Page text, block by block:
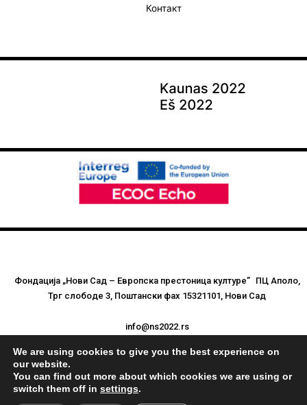
Контакт
Фондација „Нови Сад – Европска престоница културе” ПЦ Аполо,
Трг слободе 3, Поштански фах 15321101, Нови Сад
info@ns2022.rs
Контакт за медије: press@ns2022.rs
We are using cookies to give you the best experience on
our website.
You can find out more about which cookies we are using or
switch them off in settings.